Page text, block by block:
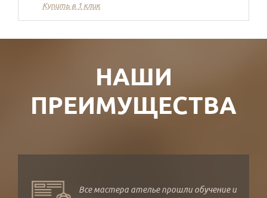
Купить в 1 клик
НАШИ
ПРЕИМУЩЕСТВА
Все мастера ателье прошли обучение и